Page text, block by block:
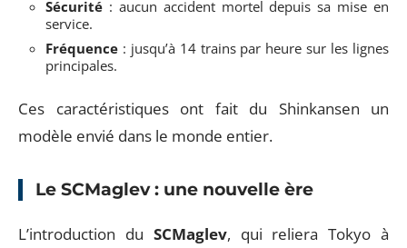
Sécurité : aucun accident mortel depuis sa mise en
service.
Fréquence : jusqu’à 14 trains par heure sur les lignes
principales.
Ces caractéristiques ont fait du Shinkansen un
modèle envié dans le monde entier.
Le SCMaglev : une nouvelle ère
L’introduction du SCMaglev, qui reliera Tokyo à